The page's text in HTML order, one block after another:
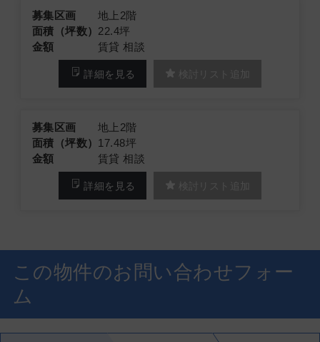
募集区画
地上2階
面積（坪数） 22.4坪
金額
賃貸 相談
詳細を見る 検討リスト追加
募集区画
地上2階
面積（坪数） 17.48坪
金額
賃貸 相談
詳細を見る 検討リスト追加
この物件のお問い合わせフォー
ム